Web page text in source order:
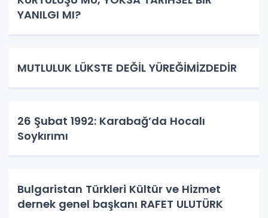
YANILGI MI?
MUTLULUK LÜKSTE DEĞİL YÜREĞİMİZDEDİR
26 Şubat 1992: Karabağ’da Hocalı
Soykırımı
Bulgaristan Türkleri Kültür ve Hizmet
dernek genel başkanı RAFET ULUTÜRK